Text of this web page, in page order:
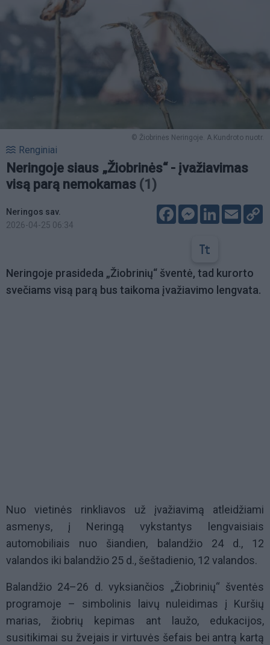
© Žiobrinės Neringoje. A.Kundroto nuotr.
Renginiai
Neringoje siaus „Žiobrinės“ - įvažiavimas
visą parą nemokamas (1)
Neringos sav.
2026-04-25 06:34
FacebookMessenger
LinkedIn
Email
Neringoje prasideda „Žiobrinių“ šventė, tad kurorto
svečiams visą parą bus taikoma įvažiavimo lengvata.
Nuo vietinės rinkliavos už įvažiavimą atleidžiami
asmenys, į Neringą vykstantys lengvaisiais
automobiliais nuo šiandien, balandžio 24 d., 12
valandos iki balandžio 25 d., šeštadienio, 12 valandos.
Balandžio 24–26 d. vyksiančios „Žiobrinių“ šventės
programoje – simbolinis laivų nuleidimas į Kuršių
marias, žiobrių kepimas ant laužo, edukacijos,
susitikimai su žvejais ir virtuvės šefais bei antrą kartą